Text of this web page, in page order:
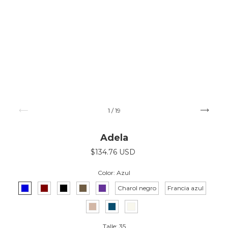
1 /19
Adela
$134.76 USD
Color: Azul
Charol negro
Francia azul
Talle: 35